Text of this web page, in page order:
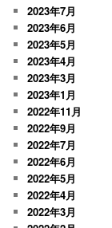
2023年7月
2023年6月
2023年5月
2023年4月
2023年3月
2023年1月
2022年11月
2022年9月
2022年7月
2022年6月
2022年5月
2022年4月
2022年3月